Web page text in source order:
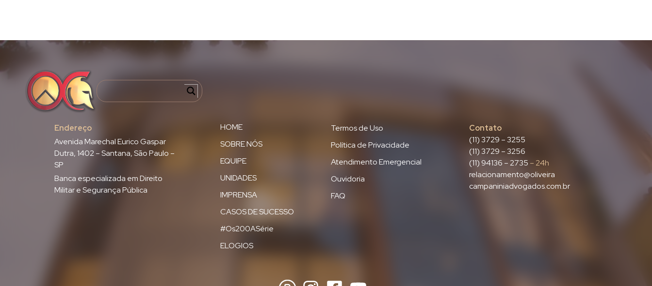
Endereço
Avenida Marechal Eurico Gaspar
Dutra, 1402 – Santana, São Paulo –
SP
Banca especializada em Direito
Militar e Segurança Pública
HOME
SOBRE NÓS
EQUIPE
UNIDADES
IMPRENSA
CASOS DE SUCESSO
#Os200ASérie
ELOGIOS
Termos de Uso
Política de Privacidade
Atendimento Emergencial
Ouvidoria
FAQ
Contato
(11) 3729 – 3255
(11) 3729 – 3256
(11) 94136 – 2735 – 24h
relacionamento@oliveira
campaniniadvogados.com.br